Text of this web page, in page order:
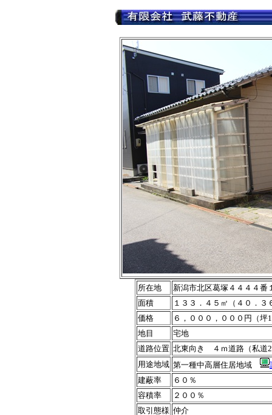
所在地
新潟市北区葛塚４４４４
面積
１３３．４５㎡（４０．３
価格
６，０００，０００円（坪
地目
宅地
道路位置 北東向き ４ｍ道路（私道
用途地域 第一種中高層住居地域
建蔽率
６０％
容積率
２００％
取引態様 仲介